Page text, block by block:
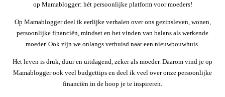
op Mamablogger: hét persoonlijke platform voor moeders!
Op Mamablogger deel ik eerlijke verhalen over ons gezinsleven, wonen,
persoonlijke financiën, mindset en het vinden van balans als werkende
moeder. Ook zijn we onlangs verhuisd naar een nieuwbouwhuis.
Het leven is druk, duur en uitdagend, zeker als moeder. Daarom vind je op
Mamablogger ook veel budgettips en deel ik veel over onze persoonlijke
financiën in de hoop je te inspireren.